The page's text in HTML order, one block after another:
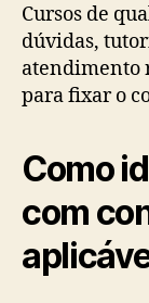
Cursos de
dúvidas,
atendimento
para fixar o
Como
com